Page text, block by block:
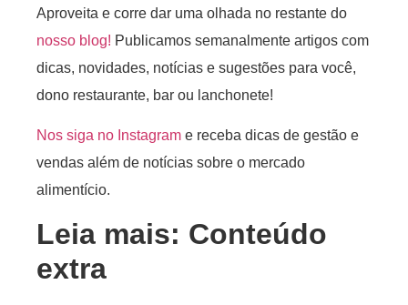
Aproveita e corre dar uma olhada no restante do
nosso blog! Publicamos semanalmente artigos com
dicas, novidades, notícias e sugestões para você,
dono restaurante, bar ou lanchonete!
Nos siga no Instagram e receba dicas de gestão e
vendas além de notícias sobre o mercado
alimentício.
Leia mais: Conteúdo
extra